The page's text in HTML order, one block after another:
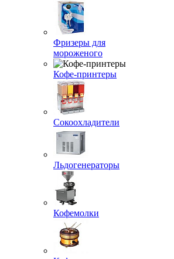
Фризеры для
мороженого
Кофе-принтеры
Сокоохладители
Льдогенераторы
Кофемолки